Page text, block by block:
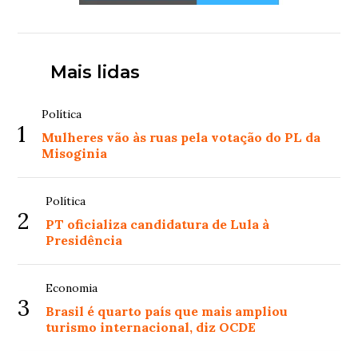
Mais lidas
1
Política
Mulheres vão às ruas pela votação do PL da
Misoginia
2
Política
PT oficializa candidatura de Lula à
Presidência
3
Economia
Brasil é quarto país que mais ampliou
turismo internacional, diz OCDE